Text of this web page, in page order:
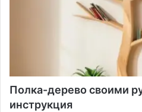
Полка-дерево своими
инструкция